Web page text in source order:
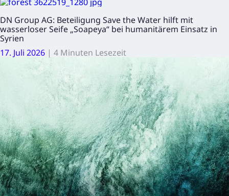
DN Group AG: Beteiligung Save the Water hilft mit
wasserloser Seife „Soapeya“ bei humanitärem Einsatz in
Syrien
17. Juli 2026 | 4 Minuten Lesezeit